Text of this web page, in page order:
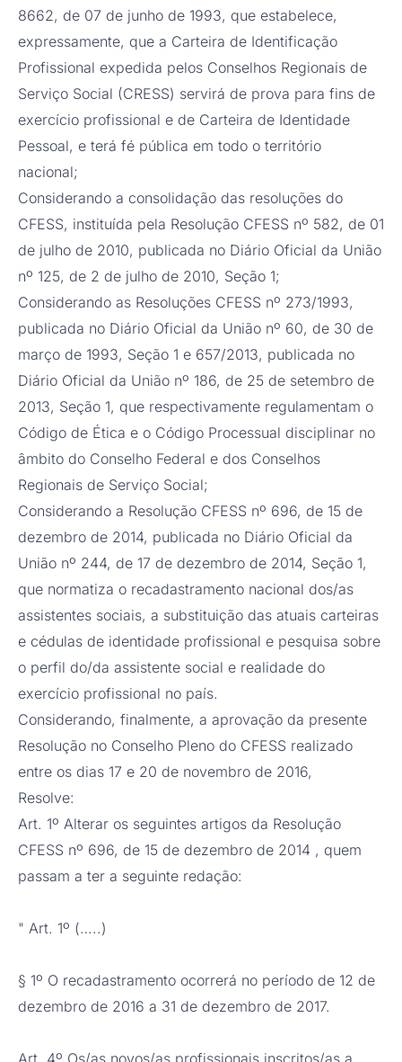
8662, de 07 de junho de 1993, que estabelece,
expressamente, que a Carteira de Identificação
Profissional expedida pelos Conselhos Regionais de
Serviço Social (CRESS) servirá de prova para fins de
exercício profissional e de Carteira de Identidade
Pessoal, e terá fé pública em todo o território
nacional;
Considerando a consolidação das resoluções do
CFESS, instituída pela Resolução CFESS nº 582, de 01
de julho de 2010, publicada no Diário Oficial da União
nº 125, de 2 de julho de 2010, Seção 1;
Considerando as Resoluções CFESS nº 273/1993,
publicada no Diário Oficial da União nº 60, de 30 de
março de 1993, Seção 1 e 657/2013, publicada no
Diário Oficial da União nº 186, de 25 de setembro de
2013, Seção 1, que respectivamente regulamentam o
Código de Ética e o Código Processual disciplinar no
âmbito do Conselho Federal e dos Conselhos
Regionais de Serviço Social;
Considerando a Resolução CFESS nº 696, de 15 de
dezembro de 2014, publicada no Diário Oficial da
União nº 244, de 17 de dezembro de 2014, Seção 1,
que normatiza o recadastramento nacional dos/as
assistentes sociais, a substituição das atuais carteiras
e cédulas de identidade profissional e pesquisa sobre
o perfil do/da assistente social e realidade do
exercício profissional no país.
Considerando, finalmente, a aprovação da presente
Resolução no Conselho Pleno do CFESS realizado
entre os dias 17 e 20 de novembro de 2016,
Resolve:
Art. 1º Alterar os seguintes artigos da Resolução
CFESS nº 696, de 15 de dezembro de 2014 , quem
passam a ter a seguinte redação:
" Art. 1º (…..)
§ 1º O recadastramento ocorrerá no período de 12 de
dezembro de 2016 a 31 de dezembro de 2017.